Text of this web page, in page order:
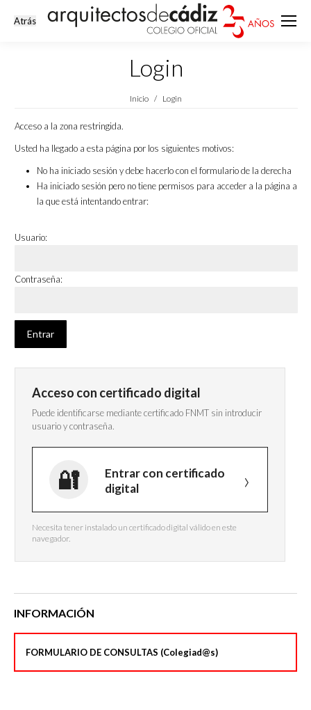
Login
Estás aquí:
Inicio Login
Acceso a la zona restringida.
Usted ha llegado a esta página por los siguientes motivos:
No ha iniciado sesión y debe hacerlo con el formulario de la derecha
Ha iniciado sesión pero no tiene permisos para acceder a la página a
la que está intentando entrar:
Usuario:
Contraseña:
Acceso con certificado digital
Puede identificarse mediante certificado FNMT sin introducir
usuario y contraseña.
Entrar con certificado
digital
Necesita tener instalado un certificado digital válido en este
navegador.
INFORMACIÓN
FORMULARIO DE CONSULTAS (Colegiad@s)